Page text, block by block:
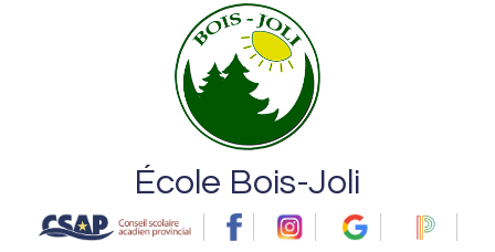
École Bois-Joli